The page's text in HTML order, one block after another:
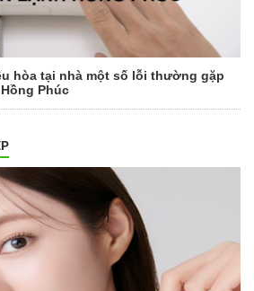
hòa tại nhà một số lỗi thường gặp
Phúc